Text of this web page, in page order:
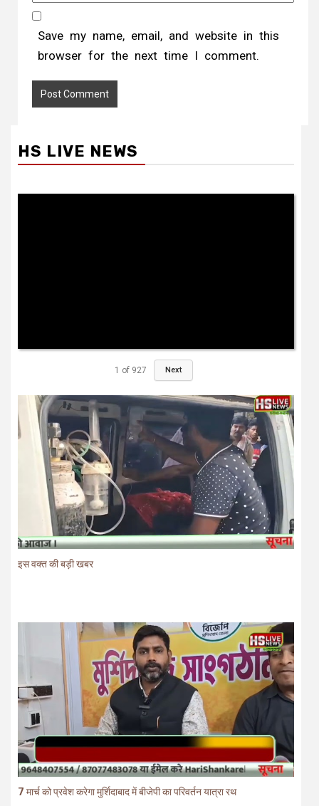
Save my name, email, and website in this
browser for the next time I comment.
HS LIVE NEWS
1 of 927 Next
इस वक्त की बड़ी खबर
7 मार्च को प्रवेश करेगा मुर्शिदाबाद में बीजेपी का परिवर्तन यात्रा रथ